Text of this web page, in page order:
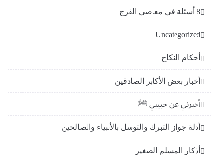
8 أسئلة في معاصي الفرج
Uncategorized
أحكام النكاح
أخبار بعض الأكابر الصادقين
أخبرني عن حبيبي ﷺ
أدلة جواز التبرك والتوسل بالأنبياء والصالحين
أذكار المسلم الصغير